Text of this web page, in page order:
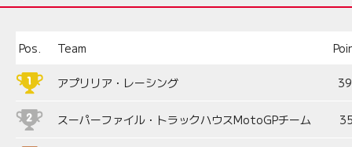
Pos. Team
アプリリア・レーシング
スーパーファイル・トラックハウスMotoGPチーム